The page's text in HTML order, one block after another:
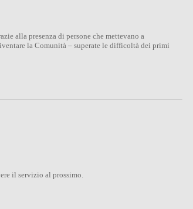
alla presenza di persone che mettevano a
la Comunità – superate le difficoltà dei primi
il servizio al prossimo.